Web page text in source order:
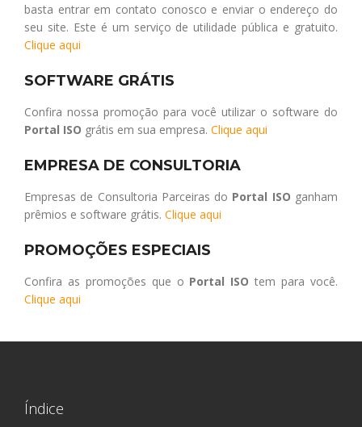
basta entrar em contato conosco e enviar o endereço do
seu site. Este é um serviço de utilidade pública e gratuito.
Clique aqui
SOFTWARE GRÁTIS
Confira nossa promoção para você utilizar o software do
Portal ISO grátis em sua empresa. Clique aqui
EMPRESA DE CONSULTORIA
Empresas de Consultoria Parceiras do Portal ISO ganham
prêmios e software grátis. Clique aqui
PROMOÇÕES ESPECIAIS
Confira as promoções que o Portal ISO tem para você.
Clique aqui
Índice